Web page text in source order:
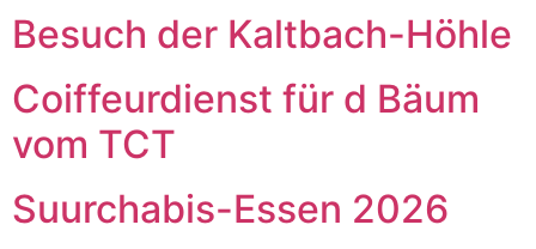
Besuch der Kaltbach-Höhle
Coiffeurdienst für d Bäum
vom TCT
Suurchabis-Essen 2026